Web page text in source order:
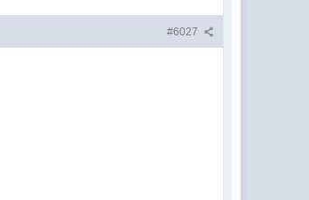
#6027